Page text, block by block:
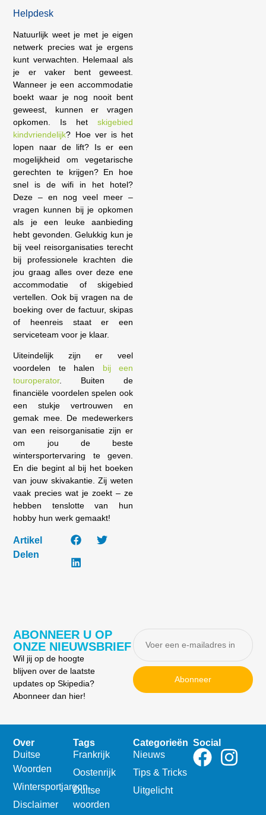
Helpdesk
Natuurlijk weet je met je eigen
netwerk precies wat je ergens
kunt verwachten. Helemaal als
je er vaker bent geweest.
Wanneer je een accommodatie
boekt waar je nog nooit bent
geweest, kunnen er vragen
opkomen. Is het skigebied
kindvriendelijk? Hoe ver is het
lopen naar de lift? Is er een
mogelijkheid om vegetarische
gerechten te krijgen? En hoe
snel is de wifi in het hotel?
Deze – en nog veel meer –
vragen kunnen bij je opkomen
als je een leuke aanbieding
hebt gevonden. Gelukkig kun je
bij veel reisorganisaties terecht
bij professionele krachten die
jou graag alles over deze ene
accommodatie of skigebied
vertellen. Ook bij vragen na de
boeking over de factuur, skipas
of heenreis staat er een
serviceteam voor je klaar.
Uiteindelijk zijn er veel
voordelen te halen bij een
touroperator. Buiten de
financiële voordelen spelen ook
een stukje vertrouwen en
gemak mee. De medewerkers
van een reisorganisatie zijn er
om jou de beste
wintersportervaring te geven.
En die begint al bij het boeken
van jouw skivakantie. Zij weten
vaak precies wat je zoekt – ze
hebben tenslotte van hun
hobby hun werk gemaakt!
Artikel
Delen
ABONNEER U OP
ONZE NIEUWSBRIEF
Wil jij op de hoogte
blijven over de laatste
updates op Skipedia?
Abonneer dan hier!
Abonneer
Over
Duitse
Woorden
Wintersportjargon
Disclaimer
Tags
Frankrijk
Oostenrijk
Duitse
woorden
Categorieën
Nieuws
Tips & Tricks
Uitgelicht
Social